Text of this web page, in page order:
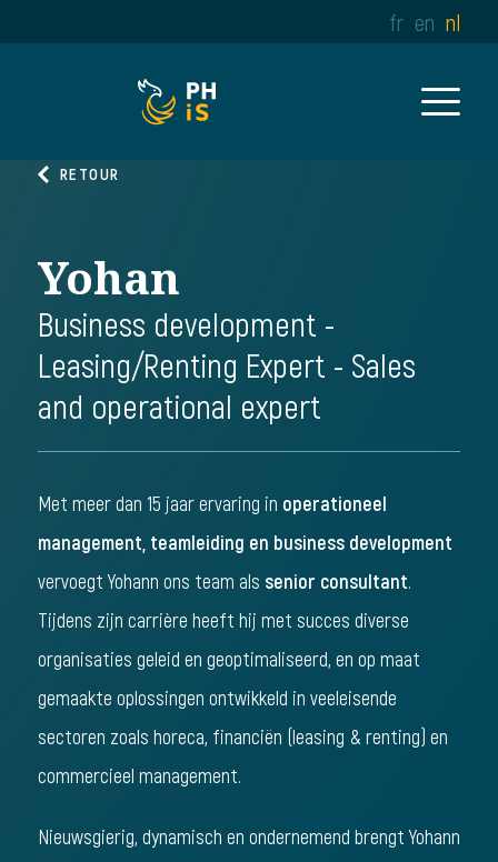
fr en nl
RETOUR
Yohan
Business development -
Leasing/Renting Expert - Sales
and operational expert
Met meer dan 15 jaar ervaring in operationeel
management, teamleiding en business development
vervoegt Yohann ons team als senior consultant.
Tijdens zijn carrière heeft hij met succes diverse
organisaties geleid en geoptimaliseerd, en op maat
gemaakte oplossingen ontwikkeld in veeleisende
sectoren zoals horeca, financiën (leasing & renting) en
commercieel management.
Nieuwsgierig, dynamisch en ondernemend brengt Yohann